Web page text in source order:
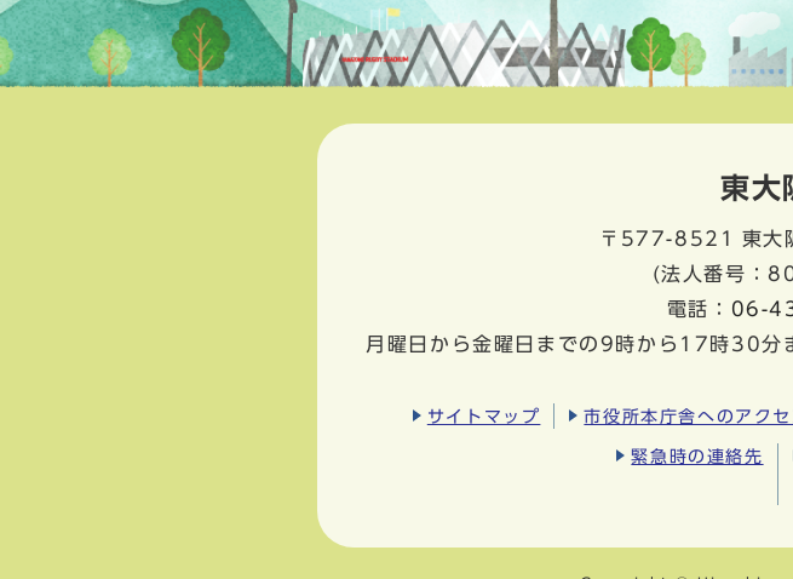
東大
〒577-8521
東大
(法人番号：
電話： 06-
月曜日から金曜日までの9時から17時30分
サイトマップ 市役所本庁舎へのアクセ
緊急時の連絡先